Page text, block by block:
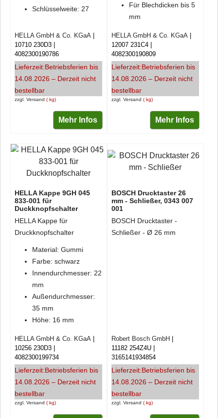
Schlüsselweite: 27
zzgl. Versand kg
HELLA GmbH & Co. KGaA
10710 230D3
4082300190786
Lieferzeit:Betriebsferien bis
14.08.2026 – Derzeit nicht
bestellbar
Mehr Infos
Für Blechdicken bis 5
mm
zzgl. Versand kg
HELLA GmbH & Co. KGaA
12007 231C4
4082300190809
Lieferzeit:Betriebsferien bis
14.08.2026 – Derzeit nicht
bestellbar
Mehr Infos
HELLA Kappe 9GH 045
833-001 für
Duckknopfschalter
HELLA Kappe für
Druckknopfschalter
Material: Gummi
Farbe: schwarz
Innendurchmesser: 22
mm
Außendurchmesser:
35 mm
Höhe: 16 mm
zzgl. Versand kg
HELLA GmbH & Co. KGaA
10256 230D3
4082300199734
Lieferzeit:Betriebsferien bis
14.08.2026 – Derzeit nicht
bestellbar
BOSCH Drucktaster 26
mm - Schließer, 0343 007
001
BOSCH Drucktaster -
Schließer - Ø 26 mm
zzgl. Versand kg
Robert Bosch GmbH
11182 254Z4U
3165141934854
Lieferzeit:Betriebsferien bis
14.08.2026 – Derzeit nicht
bestellbar